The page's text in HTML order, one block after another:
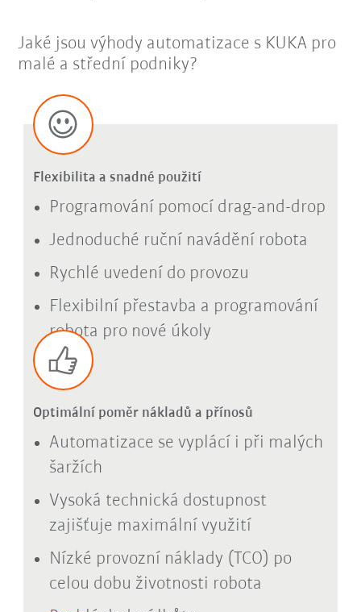
Jaké jsou výhody automatizace s KUKA pro
malé a střední podniky?
Flexibilita a snadné použití
Programování pomocí drag-and-drop
Jednoduché ruční navádění robota
Rychlé uvedení do provozu
Flexibilní přestavba a programování
robota pro nové úkoly
Optimální poměr nákladů a přínosů
Automatizace se vyplácí i při malých
šaržích
Vysoká technická dostupnost
zajišťuje maximální využití
Nízké provozní náklady (TCO) po
celou dobu životnosti robota